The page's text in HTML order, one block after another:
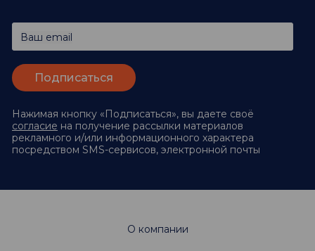
Ваш email
Нажимая кнопку «Подписаться», вы даете своё
согласие на получение рассылки материалов
рекламного и/или информационного характера
посредством SMS-сервисов, электронной почты
О компании